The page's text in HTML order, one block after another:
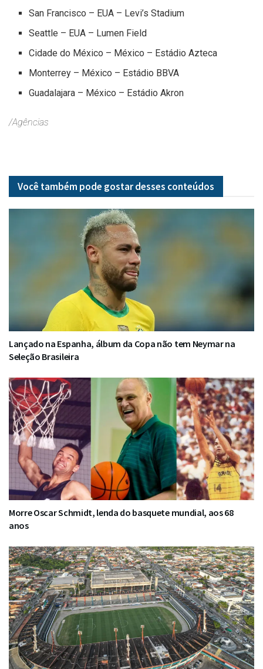
San Francisco – EUA – Levi’s Stadium
Seattle – EUA – Lumen Field
Cidade do México – México – Estádio Azteca
Monterrey – México – Estádio BBVA
Guadalajara – México – Estádio Akron
/Agências
Você também pode gostar desses conteúdos
Lançado na Espanha, álbum da Copa não tem Neymar na
Seleção Brasileira
Morre Oscar Schmidt, lenda do basquete mundial, aos 68
anos